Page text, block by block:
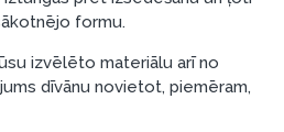
parakstīt tikai tā persona,
saņemšanas līgumā.
formu.
izvēlēto materiālu arī no
dīvānu novietot, piemēram,